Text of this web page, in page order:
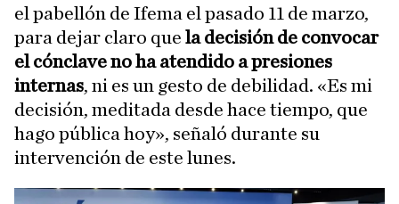
el pabellón de Ifema el pasado 11 de marzo,
para dejar claro que la decisión de convocar
el cónclave no ha atendido a presiones
internas, ni es un gesto de debilidad. «Es mi
decisión, meditada desde hace tiempo, que
hago pública hoy», señaló durante su
intervención de este lunes.